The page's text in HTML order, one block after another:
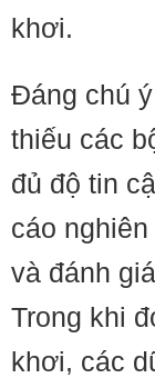
khơi.
Đáng chú
thiếu các
đủ độ tin
cáo
và đánh
Trong khi
khơi, các